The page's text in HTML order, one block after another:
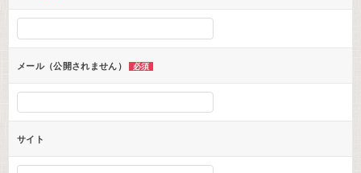
シ
ョ
ンメール（公開されません） 必須
サイト